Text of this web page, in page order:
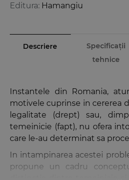
Editura: Hamangiu
Descriere
Specificații
tehnice
Instantele din Romania,
motivele cuprinse in cererea
legalitate (drept) sau,
temeinicie (fapt), nu ofera
care le-au determinat sa
In intampinarea acestei
propune un cadru